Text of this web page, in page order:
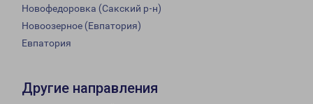
Новофедоровка (Сакский р-н)
Новоозерное (Евпатория)
Евпатория
Другие направления